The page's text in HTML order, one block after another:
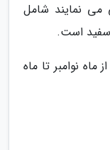
می نمایند شامل
است.
نوامبر تا ماه